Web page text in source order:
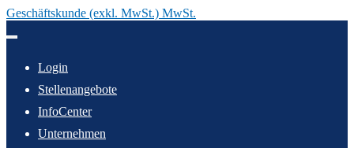
Geschäftskunde (exkl. MwSt.) MwSt.
Inhalt
Login
Stellenangebote
InfoCenter
Unternehmen